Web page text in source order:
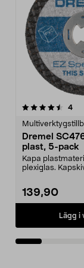
4
Dremel
plast, 5-pack
Kapa
plexiglas.
139,90
Lägg i
4.5av 5